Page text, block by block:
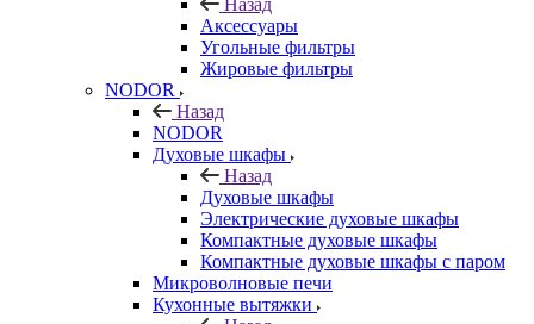
Назад
Аксессуары
Угольные фильтры
Жировые фильтры
NODOR
Назад
NODOR
Духовые шкафы
Назад
Духовые шкафы
Электрические духовые шкафы
Компактные духовые шкафы
Компактные духовые шкафы с паром
Микроволновые печи
Кухонные вытяжки